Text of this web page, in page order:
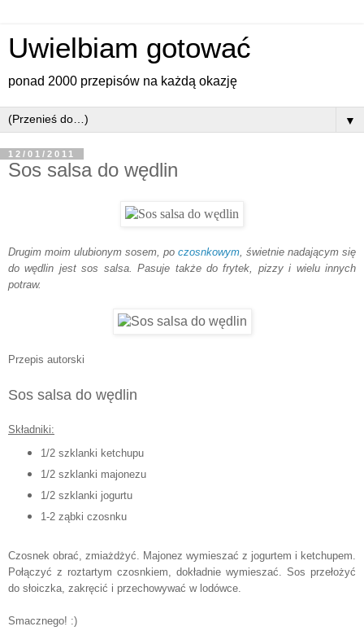
Uwielbiam gotować
ponad 2000 przepisów na każdą okazję
▼
12/01/2011
Sos salsa do wędlin
Drugim moim ulubionym sosem, po czosnkowym , świetnie nadającym się
do wędlin jest sos salsa. Pasuje także do frytek, pizzy i wielu innych
potraw.
Przepis autorski
Sos salsa do wędlin
Składniki:
1/2 szklanki ketchupu
1/2 szklanki majonezu
1/2 szklanki jogurtu
1-2 ząbki czosnku
Czosnek obrać, zmiażdżyć. Majonez wymieszać z jogurtem i ketchupem.
Połączyć z roztartym czosnkiem, dokładnie wymieszać. Sos przełożyć
do słoiczka, zakręcić i przechowywać w lodówce.
Smacznego! :)